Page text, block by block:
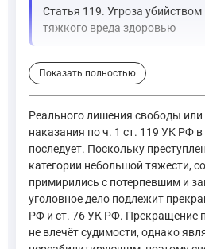
Статья 119. Угроза
тяжкого вреда здоровью
Угроза убийством или
—Уголовный кодекс
Для определения возможности
Статья 15. Категории
2. Преступлениями
—Уголовный кодекс
Таким образом, к вашему
Показать полностью
Реального лишения свободы или
наказания по ч. 1 ст. 119 УК РФ
последует. Поскольку
категории небольшой тяжести,
примирились с потерпевшим и
уголовное дело подлежит
РФ и ст. 76 УК РФ. Прекращение
не влечёт судимости, однако